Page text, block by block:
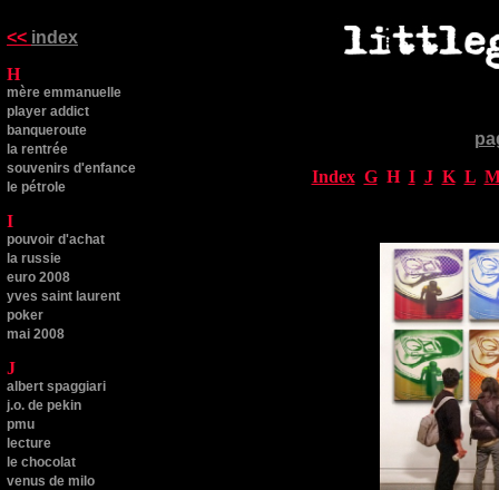
Index GH I J K L
<< index
H
mère emmanuelle
player addict
banqueroute
la rentrée
souvenirs d'enfance
le pétrole
I
pouvoir d'achat
la russie
euro 2008
yves saint laurent
poker
mai 2008
J
albert spaggiari
j.o. de pekin
pmu
lecture
le chocolat
venus de milo